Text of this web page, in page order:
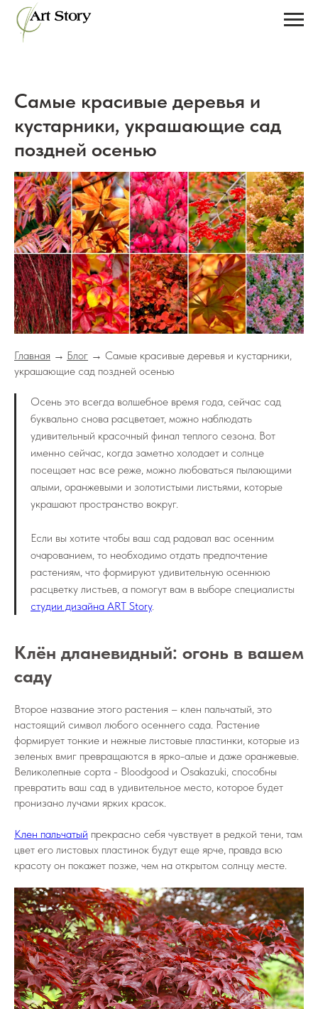
Самые красивые деревья и
кустарники, украшающие сад
поздней осенью
Главная → Блог → Самые красивые деревья и кустарники,
украшающие сад поздней осенью
Осень это всегда волшебное время года, сейчас сад
буквально снова расцветает, можно наблюдать
удивительный красочный финал теплого сезона. Вот
именно сейчас, когда заметно холодает и солнце
посещает нас все реже, можно любоваться пылающими
алыми, оранжевыми и золотистыми листьями, которые
украшают пространство вокруг.
Если вы хотите чтобы ваш сад радовал вас осенним
очарованием, то необходимо отдать предпочтение
растениям, что формируют удивительную осеннюю
расцветку листьев, а помогут вам в выборе специалисты
студии дизайна ART Story.
Клён дланевидный: огонь в вашем
саду
Второе название этого растения – клен пальчатый, это
настоящий символ любого осеннего сада. Растение
формирует тонкие и нежные листовые пластинки, которые из
зеленых вмиг превращаются в ярко-алые и даже оранжевые.
Великолепные сорта - Bloodgood и Osakazuki, способны
превратить ваш сад в удивительное место, которое будет
пронизано лучами ярких красок.
Клен пальчатый прекрасно себя чувствует в редкой тени, там
цвет его листовых пластинок будут еще ярче, правда всю
красоту он покажет позже, чем на открытом солнцу месте.